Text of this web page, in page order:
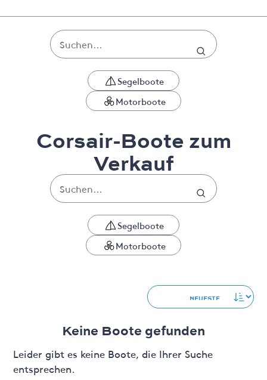
Segelboote
Motorboote
Corsair-Boote zum
Verkauf
Segelboote
Motorboote
Keine Boote gefunden
Leider gibt es keine Boote, die Ihrer Suche
entsprechen.